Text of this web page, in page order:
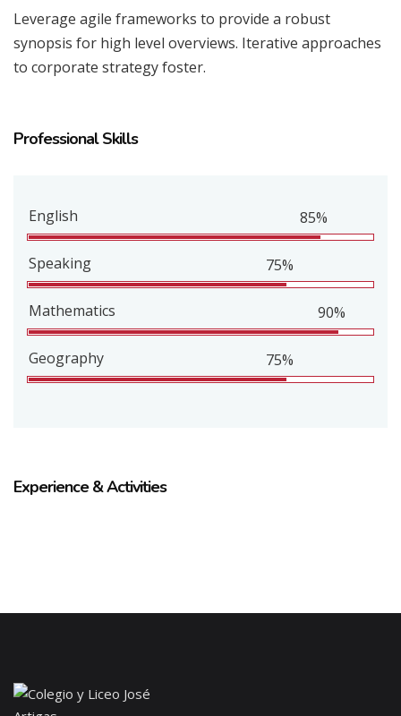
Leverage agile frameworks to provide a robust
synopsis for high level overviews. Iterative approaches
to corporate strategy foster.
Professional Skills
English 85%
Speaking 75%
Mathematics 90%
Geography 75%
Experience & Activities